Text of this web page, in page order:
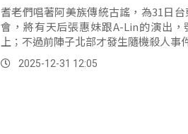
耆老們唱著阿美族傳統古謠，為31日
會，將有天后張惠妹跟A-Lin的演出
上；不過前陣子北部才發生隨機殺人事
2025-12-31 12:05